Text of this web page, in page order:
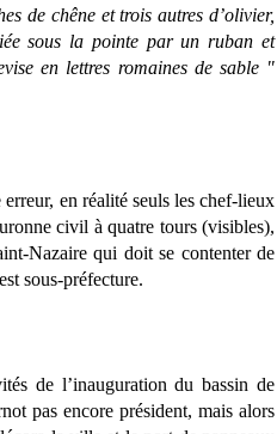
de chêne et trois autres d’olivier,
sous la pointe par un ruban et
en lettres romaines de sable "
en réalité seuls les chef-lieux
civil à quatre tours (visibles),
Nazaire qui doit se contenter de
sous-préfecture.
de l’inauguration du bassin de
pas encore président, mais alors